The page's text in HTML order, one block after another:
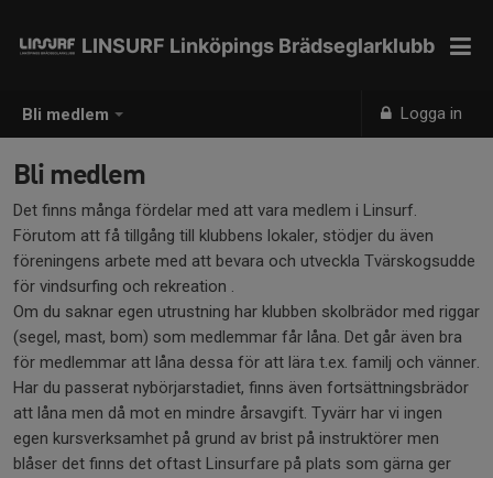
Bli medlem Logga in
LINSURF Linköpings Brädseglarklubb
Bli medlem
Det finns många fördelar med att vara medlem i Linsurf.
Förutom att få tillgång till klubbens lokaler, stödjer du även
föreningens arbete med att bevara och utveckla Tvärskogsudde
för vindsurfing och rekreation .
Om du saknar egen utrustning har klubben skolbrädor med riggar
(segel, mast, bom) som medlemmar får låna. Det går även bra
för medlemmar att låna dessa för att lära t.ex. familj och vänner.
Har du passerat nybörjarstadiet, finns även fortsättningsbrädor
att låna men då mot en mindre årsavgift. Tyvärr har vi ingen
egen kursverksamhet på grund av brist på instruktörer men
blåser det finns det oftast Linsurfare på plats som gärna ger